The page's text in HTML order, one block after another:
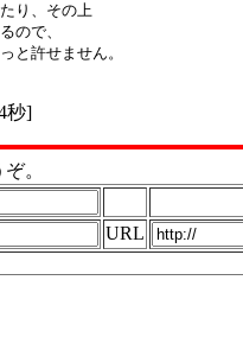
り、その上
ので、
と許せません。
秒]
。
URL